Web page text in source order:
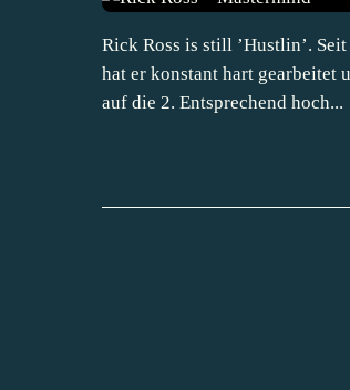
Rick Ross is still ’Hustlin’.
hat er konstant hart gearbeitet
auf die 2. Entsprechend hoch...